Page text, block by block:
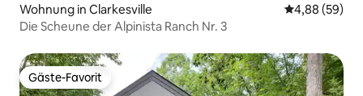
Wohnung in Clarkesville
4,88 (59)
Die Scheune der Alpinista Ranch Nr. 3
Gäste-Favorit
Gäste-Favorit